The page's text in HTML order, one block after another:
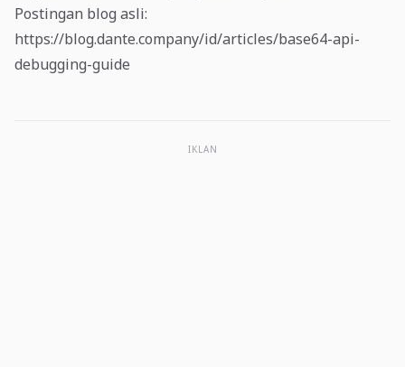
Postingan blog asli:
https://blog.dante.company/id/articles/base64-api-
debugging-guide
IKLAN